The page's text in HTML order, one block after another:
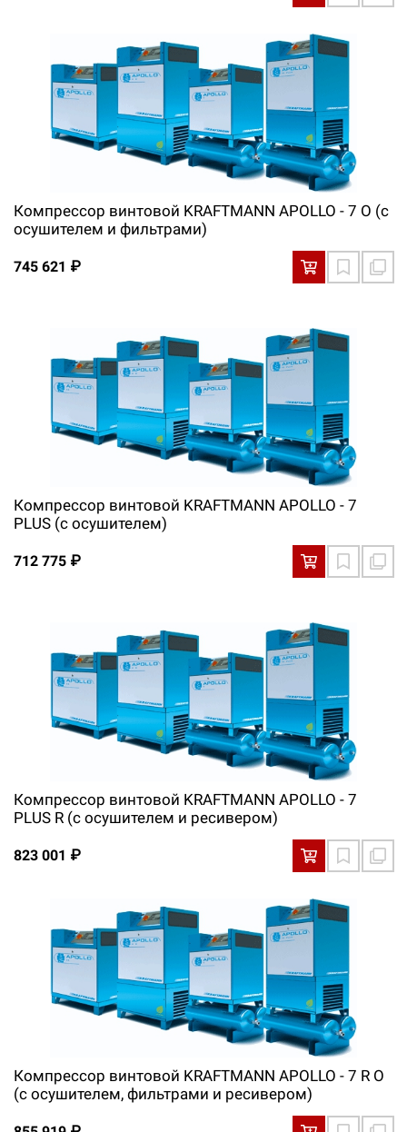
Компрессор винтовой KRAFTMANN APOLLO - 7 O (с
осушителем и фильтрами)
745 621 ₽
Компрессор винтовой KRAFTMANN APOLLO - 7
PLUS (с осушителем)
712 775 ₽
Компрессор винтовой KRAFTMANN APOLLO - 7
PLUS R (с осушителем и ресивером)
823 001 ₽
Компрессор винтовой KRAFTMANN APOLLO - 7 R O
(с осушителем, фильтрами и ресивером)